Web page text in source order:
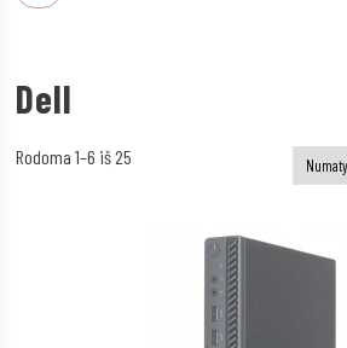
Dell
Rodoma 1–6 iš 25